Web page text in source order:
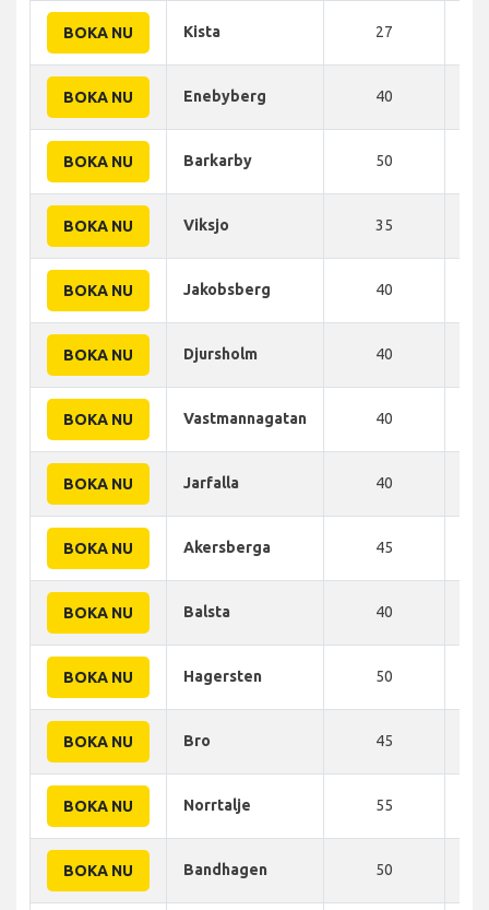
BOKA NU Kista 27
BOKA NU Enebyberg 40
BOKA NU Barkarby 50
BOKA NU Viksjo 35
BOKA NU Jakobsberg 40
BOKA NU Djursholm 40
BOKA NU Vastmannagatan 40
BOKA NU Jarfalla 40
BOKA NU Akersberga 45
BOKA NU Balsta 40
BOKA NU Hagersten 50
BOKA NU Bro 45
BOKA NU Norrtalje 55
BOKA NU Bandhagen 50